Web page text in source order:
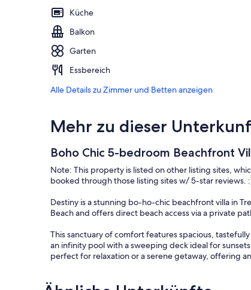
Küche
Balkon
Garten
Essbereich
Alle Details zu Zimmer und Betten anzeigen
Mehr zu dieser
Boho Chic 5-bedroom Beachfront
Note: This property is listed on other listing sites,
booked through those listing sites w/ 5-star reviews.
Destiny is a stunning bo-ho-chic beachfront villa in
Beach and offers direct beach access via a private
This sanctuary of comfort features spacious,
an infinity pool with a sweeping deck ideal for
perfect for relaxation or a serene getaway, offering